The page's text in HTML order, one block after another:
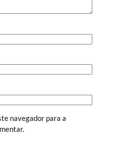
navegador para a